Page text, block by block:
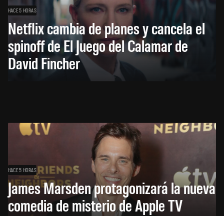
HACE 5 HORAS
Netflix cambia de planes y cancela el
spinoff de El Juego del Calamar de
David Fincher
HACE 5 HORAS
James Marsden protagonizará la nueva
comedia de misterio de Apple TV